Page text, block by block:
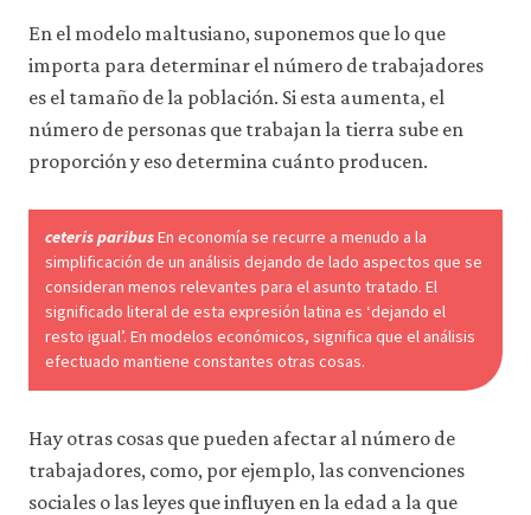
En el modelo maltusiano, suponemos que lo que
importa para determinar el número de trabajadores
es el tamaño de la población. Si esta aumenta, el
número de personas que trabajan la tierra sube en
proporción y eso determina cuánto producen.
ceteris paribusEn economía se recurre a menudo a la
simplificación de un análisis dejando de lado aspectos que se
consideran menos relevantes para el asunto tratado. El
significado literal de esta expresión latina es ‘dejando el
resto igual’. En modelos económicos, significa que el análisis
efectuado mantiene constantes otras cosas.
Hay otras cosas que pueden afectar al número de
trabajadores, como, por ejemplo, las convenciones
sociales o las leyes que influyen en la edad a la que